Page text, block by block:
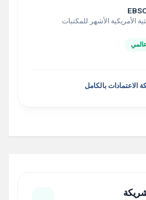
الأمريكية الأشهر للمكتبات
بالكامل